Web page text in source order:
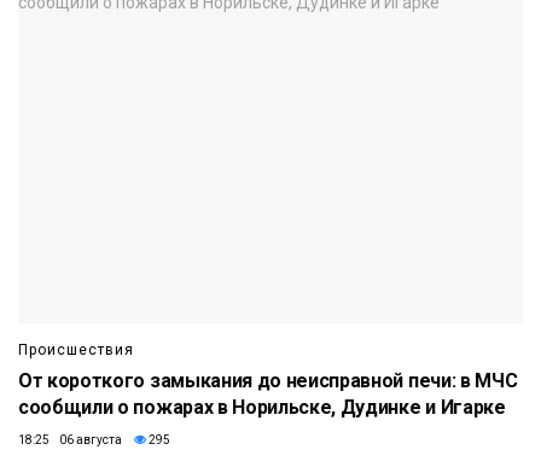
Происшествия
От короткого замыкания до неисправной печи: в МЧС
сообщили о пожарах в Норильске, Дудинке и Игарке
18:25 06 августа 295